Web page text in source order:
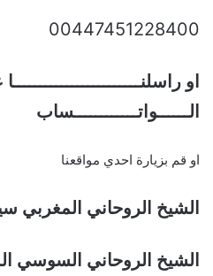
00447451228400
او
الــــــواتــــــــــــساب
او قم بزيارة احدي مواقعنا
الشيخ الروحاني
الشيخ الروحاني السوسي